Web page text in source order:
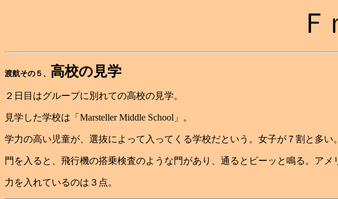
Ｆ
渡航その５、 高校の見学
２日目はグループに別れての高校の見学。
見学した学校は「Marsteller Middle School」。
学力の高い児童が、選抜によって入ってくる学校だという。女子が７割と多い。
門を入ると、飛行機の搭乗検査のような門があり、通るとビーッと鳴る。アメ
力を入れているのは３点。